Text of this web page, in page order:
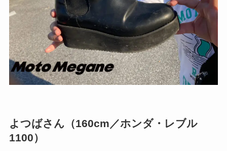
よつばさん（160cm／ホンダ・レブル
1100）